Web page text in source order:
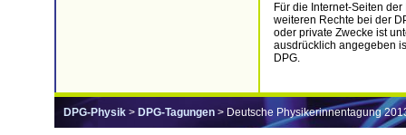
Für die Internet-Seiten
weiteren Rechte bei der
oder private Zwecke ist
ausdrücklich angegeben
DPG.
DPG-Physik > DPG-Tagungen > Deutsche Physikerinnentagung